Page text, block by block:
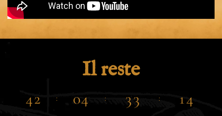
Il reste
42 : 04 : 33 : 13